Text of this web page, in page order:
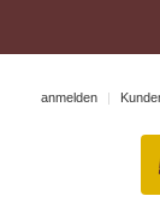
anmelden |